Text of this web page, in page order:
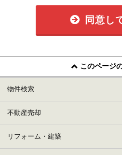
同意し
このページ
物件検索
不動産売却
リフォーム・建築